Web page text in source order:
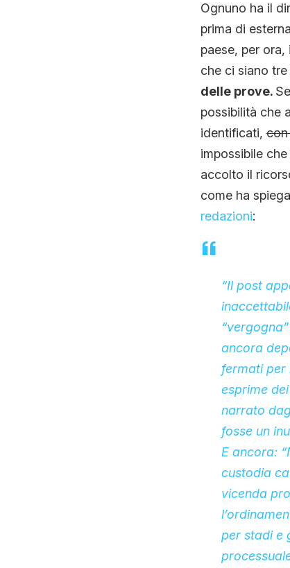
Ognuno ha il
prima di
paese, per
che ci siano
delle prove.
possibilità che
identificati,con
impossibile
accolto il
come ha
redazioni:
“Il post
ancora
fermati per
esprime
narrato
fosse un
E ancora:
custodia
vicenda
per stadi e